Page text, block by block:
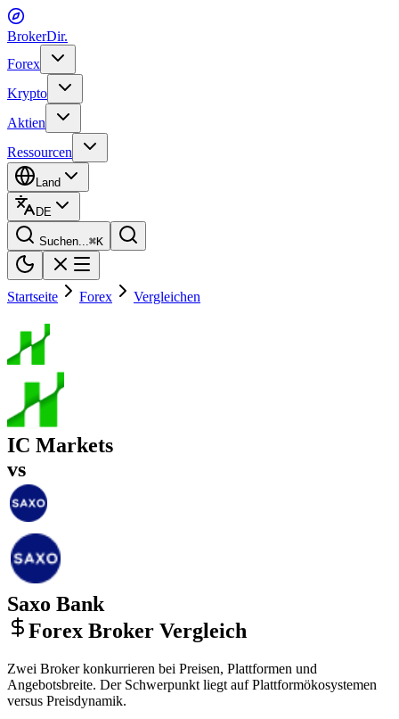
BrokerDir.
Forex
Krypto
Aktien
Ressourcen
Land
DE
Suchen...⌘K
Startseite Forex Vergleichen
IC Markets
vs
Saxo Bank
Forex Broker Vergleich
Zwei Broker konkurrieren bei Preisen, Plattformen und
Angebotsbreite. Der Schwerpunkt liegt auf Plattformökosystemen
versus Preisdynamik.